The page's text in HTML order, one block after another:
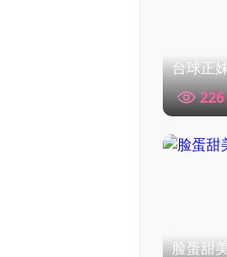
台球正
226
脸蛋甜